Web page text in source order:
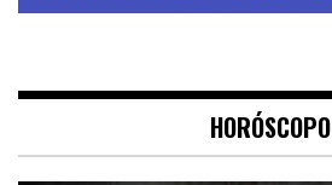
HORÓSCOPO